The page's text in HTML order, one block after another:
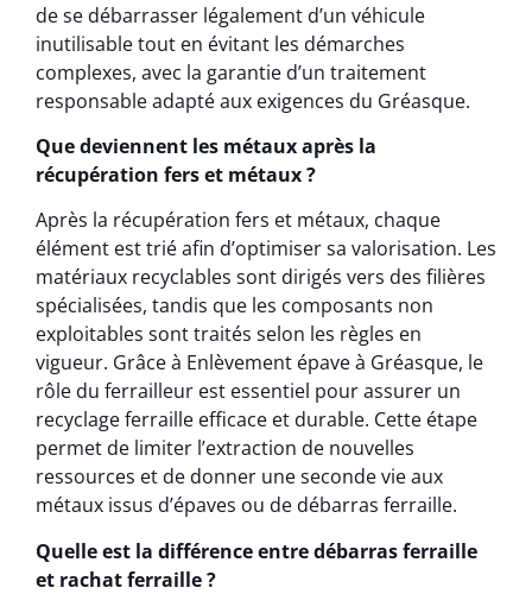
de se débarrasser légalement d’un véhicule
inutilisable tout en évitant les démarches
complexes, avec la garantie d’un traitement
responsable adapté aux exigences du Gréasque.
Que deviennent les métaux après la
récupération fers et métaux ?
Après la récupération fers et métaux, chaque
élément est trié afin d’optimiser sa valorisation. Les
matériaux recyclables sont dirigés vers des filières
spécialisées, tandis que les composants non
exploitables sont traités selon les règles en
vigueur. Grâce à Enlèvement épave à Gréasque, le
rôle du ferrailleur est essentiel pour assurer un
recyclage ferraille efficace et durable. Cette étape
permet de limiter l’extraction de nouvelles
ressources et de donner une seconde vie aux
métaux issus d’épaves ou de débarras ferraille.
Quelle est la différence entre débarras ferraille
et rachat ferraille ?